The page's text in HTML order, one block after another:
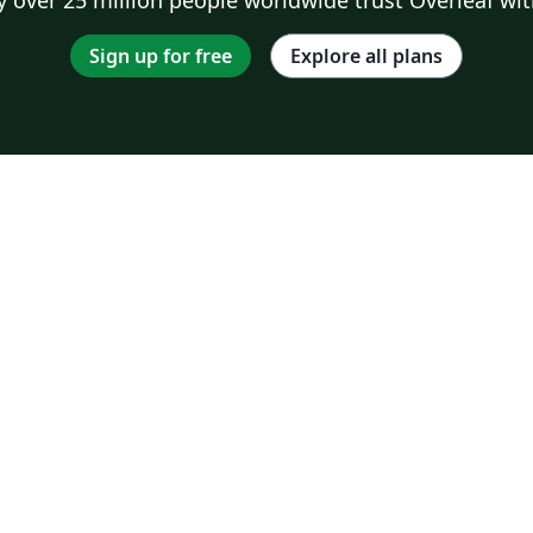
Sign up for free Explore all plans